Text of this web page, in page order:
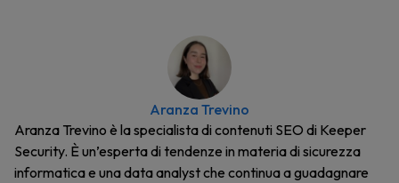
Aranza Trevino
Aranza Trevino è la specialista di contenuti SEO di Keeper
Security. È un’esperta di tendenze in materia di sicurezza
informatica e una data analyst che continua a guadagnare